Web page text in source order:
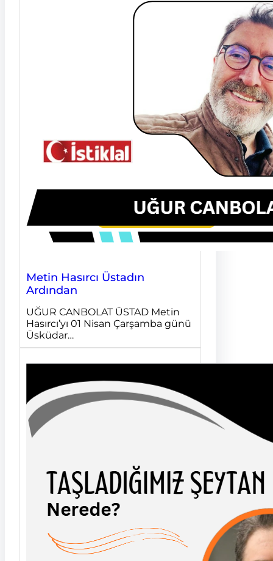
Metin Hasırcı Üstadın
Ardından
UĞUR CANBOLAT ÜSTAD Metin
Hasırcı’yı 01 Nisan Çarşamba günü
Üsküdar…